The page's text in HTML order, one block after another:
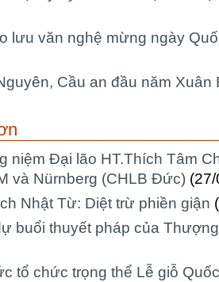
lưu văn nghệ mừng ngày
Cầu an đầu năm Xuân
niệm Đại lão HT.Thích Tâm
và Nürnberg (CHLB Đức)
Nhật Từ: Diệt trừ phiền giận
buổi thuyết pháp của
tổ chức trọng thể Lễ giỗ